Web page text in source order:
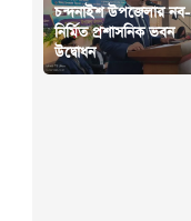
চন্দনাইশ উপজেলার নব-
নির্মিত প্রশাসনিক ভবন
উদ্বোধন